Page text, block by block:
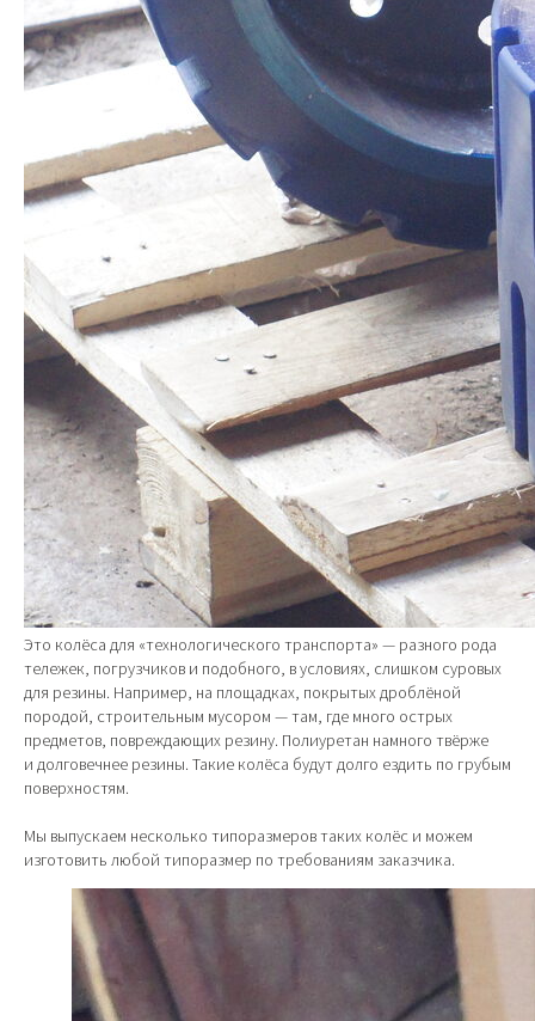
Это колёса для «технологического транспорта» — разного рода
тележек, погрузчиков и подобного, в условиях, слишком суровых
для резины. Например, на площадках, покрытых дроблёной
породой, строительным мусором — там, где много острых
предметов, повреждающих резину. Полиуретан намного твёрже
и долговечнее резины. Такие колёса будут долго ездить по грубым
поверхностям.
Мы выпускаем несколько типоразмеров таких колёс и можем
изготовить любой типоразмер по требованиям заказчика.